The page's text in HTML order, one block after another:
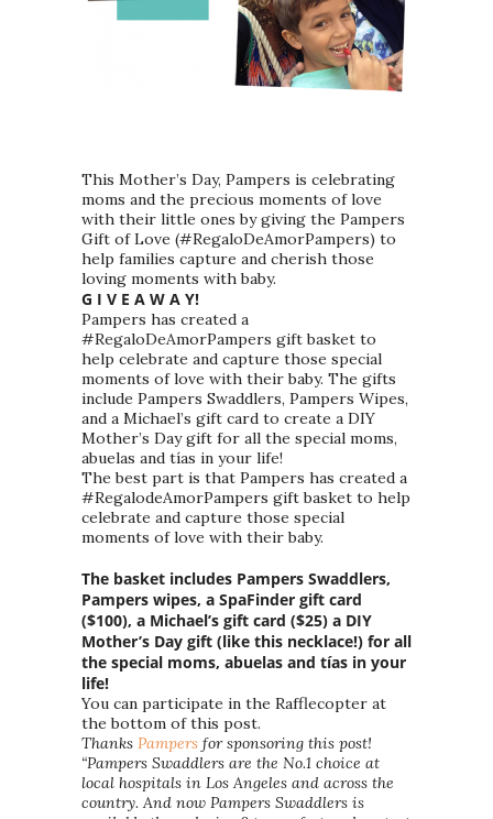
This Mother’s Day, Pampers is celebrating
moms and the precious moments of love
with their little ones by giving the Pampers
Gift of Love (#RegaloDeAmorPampers) to
help families capture and cherish those
loving moments with baby.
G I V E A W A Y!
Pampers has created a
#RegaloDeAmorPampers gift basket to
help celebrate and capture those special
moments of love with their baby. The gifts
include Pampers Swaddlers, Pampers Wipes,
and a Michael’s gift card to create a DIY
Mother’s Day gift for all the special moms,
abuelas and tías in your life!
The best part is that Pampers has created a
#RegalodeAmorPampers gift basket to help
celebrate and capture those special
moments of love with their baby.
The basket includes Pampers Swaddlers,
Pampers wipes, a SpaFinder gift card
($100), a Michael’s gift card ($25) a DIY
Mother’s Day gift (like this necklace!) for all
the special moms, abuelas and tías in your
life!
You can participate in the Rafflecopter at
the bottom of this post.
Thanks Pampers for sponsoring this post!
“Pampers Swaddlers are the No.1 choice at
local hospitals in Los Angeles and across the
country. And now Pampers Swaddlers is